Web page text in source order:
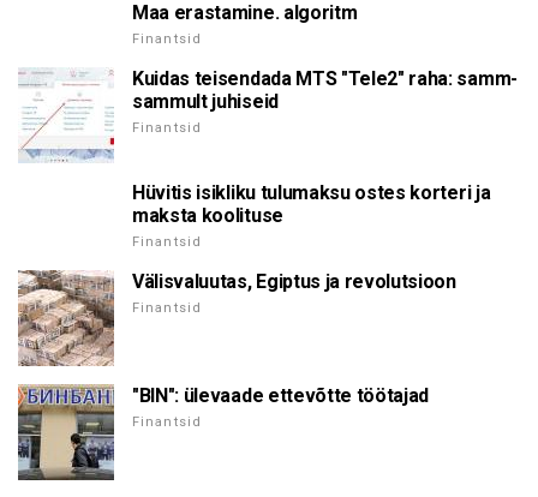
Maa erastamine. algoritm
Finantsid
Kuidas teisendada MTS "Tele2" raha: samm-
sammult juhiseid
Finantsid
Hüvitis isikliku tulumaksu ostes korteri ja
maksta koolituse
Finantsid
Välisvaluutas, Egiptus ja revolutsioon
Finantsid
"BIN": ülevaade ettevõtte töötajad
Finantsid